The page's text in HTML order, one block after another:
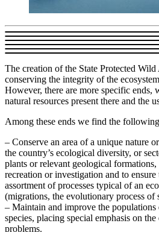
The creation of the State Protected
conserving the integrity of the
However, there are more specific ends,
natural resources present there and the
Among these ends we find the
– Conserve an area of a unique nature
the country’s ecological diversity, or
plants or relevant geological
recreation or investigation and to
assortment of processes typical of an
(migrations, the evolutionary process of
– Maintain and improve the
species, placing special emphasis on
problems.